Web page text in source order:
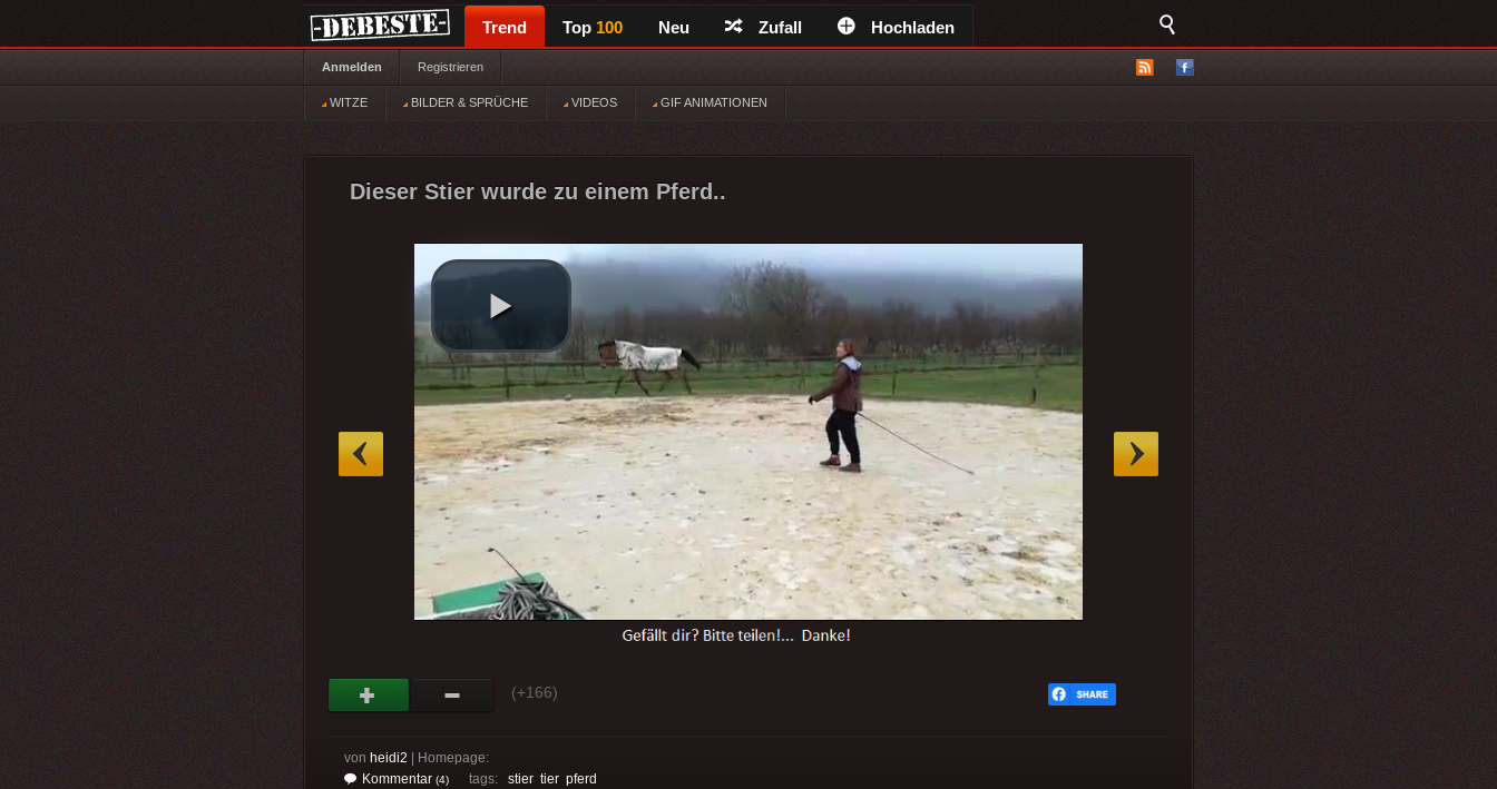
Trend Top 100 Neu Zufall Hochladen
Anmelden Registrieren
WITZE BILDER & SPRÜCHE VIDEOS GIF ANIMATIONEN
Dieser Stier wurde zu einem Pferd..
(+166)
von heidi2 | Homepage:
Kommentar (4) tags: stier tier pferd